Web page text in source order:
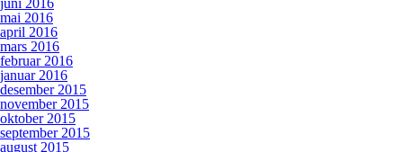
juni 2016
mai 2016
april 2016
mars 2016
februar 2016
januar 2016
desember 2015
november 2015
oktober 2015
september 2015
august 2015